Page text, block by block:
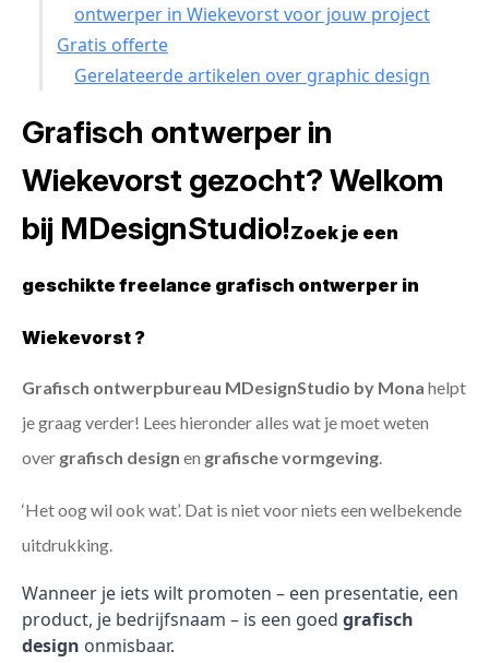
ontwerper in Wiekevorst voor jouw project
Gratis offerte
Gerelateerde artikelen over graphic design
Grafisch ontwerper in
Wiekevorst gezocht? Welkom
bij MDesignStudio!Zoek je een
geschikte freelance grafisch ontwerper in
Wiekevorst ?
Grafisch ontwerpbureau MDesignStudio by Mona helpt
je graag verder! Lees hieronder alles wat je moet weten
over grafisch design en grafische vormgeving
‘Het oog wil ook wat’. Dat is niet voor niets een welbekende
uitdrukking.
Wanneer je iets wilt promoten – een presentatie, een
product, je bedrijfsnaam – is een goed grafisch
design onmisbaar.